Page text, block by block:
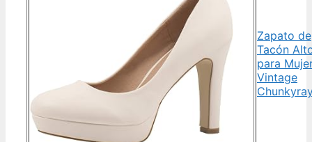
Zapato de
Tacón
para
Vintage